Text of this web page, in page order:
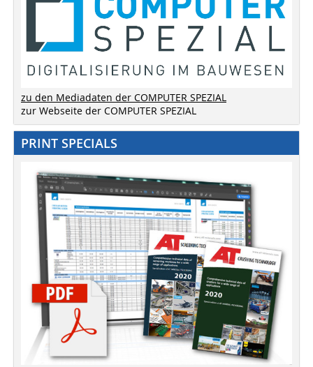
zu den Mediadaten der COMPUTER SPEZIAL
zur Webseite der COMPUTER SPEZIAL
PRINT SPECIALS